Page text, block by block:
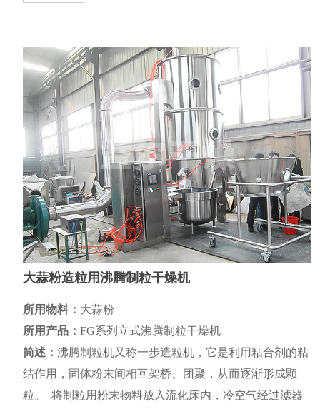
大蒜粉造粒用沸腾制粒干燥机
所用物料： 大蒜粉
所用产品：FG系列立式沸腾制粒干燥机
简述：沸腾制粒机又称一步造粒机，它是利用粘合剂的粘
结作用，固体粉末间相互架桥、团聚，从而逐渐形成颗
粒。 将制粒用粉末物料放入流化床内，冷空气经过滤器